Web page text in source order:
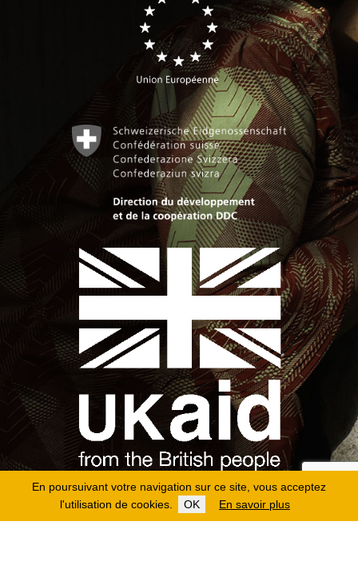
En poursuivant votre navigation sur ce site, vous acceptez
l'utilisation de cookies.
OK En savoir plus